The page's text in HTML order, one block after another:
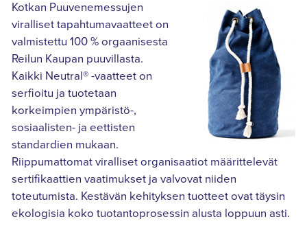
Kotkan Puuvenemessujen
viralliset tapahtumavaatteet on
valmistettu 100 % orgaanisesta
Reilun Kaupan puuvillasta.
Kaikki Neutral® -vaatteet on
serfioitu ja tuotetaan
korkeimpien ympäristö-,
sosiaalisten- ja eettisten
standardien mukaan.
Riippumattomat viralliset organisaatiot määrittelevät
sertifikaattien vaatimukset ja valvovat niiden
toteutumista. Kestävän kehityksen tuotteet ovat täysin
ekologisia koko tuotantoprosessin alusta loppuun asti.